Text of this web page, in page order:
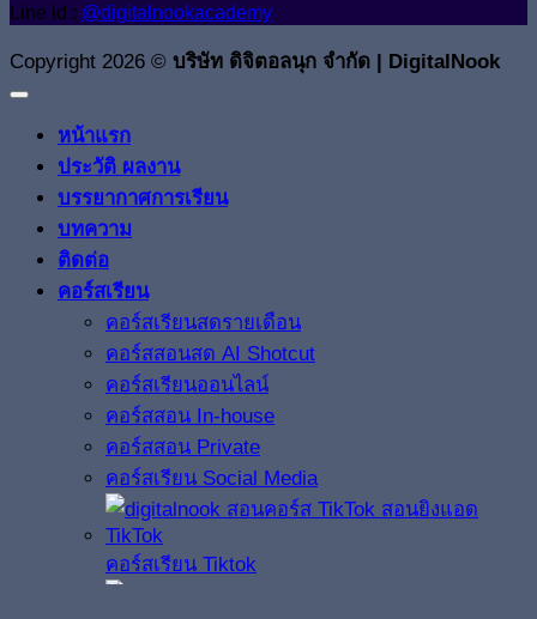
Line id : @digitalnookacademy
Copyright 2026 © บริษัท ดิจิตอลนุก จำกัด | DigitalNook
หน้าแรก
ประวัติ ผลงาน
บรรยากาศการเรียน
บทความ
ติดต่อ
คอร์สเรียน
คอร์สเรียนสดรายเดือน
คอร์สสอนสด AI Shotcut
คอร์สเรียนออนไลน์
คอร์สสอน In-house
คอร์สสอน Private
คอร์สเรียน Social Media
คอร์สเรียน Tiktok